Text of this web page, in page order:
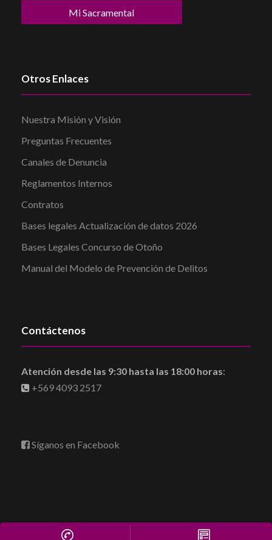
Mi Sacramental
Otros Enlaces
Nuestra Misión y Visión
Preguntas Frecuentes
Canales de Denuncia
Reglamentos Internos
Contratos
Bases legales Actualización de datos 2026
Bases Legales Concurso de Otoño
Manual del Modelo de Prevención de Delitos
Contáctenos
Atención desde las 9:30 hasta las 18:00 horas:
+569 4093 2517
Síganos en Facebook